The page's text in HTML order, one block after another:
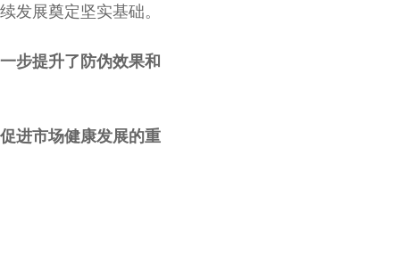
发展奠定坚实基础。
步提升了防伪效果和
进市场健康发展的重